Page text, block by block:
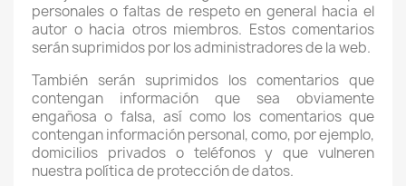
personales o faltas de respeto en general hacia el
autor o hacia otros miembros. Estos comentarios
serán suprimidos por los administradores de la web.
También serán suprimidos los comentarios que
contengan información que sea obviamente
engañosa o falsa, así como los comentarios que
contengan información personal, como, por ejemplo,
domicilios privados o teléfonos y que vulneren
nuestra política de protección de datos.